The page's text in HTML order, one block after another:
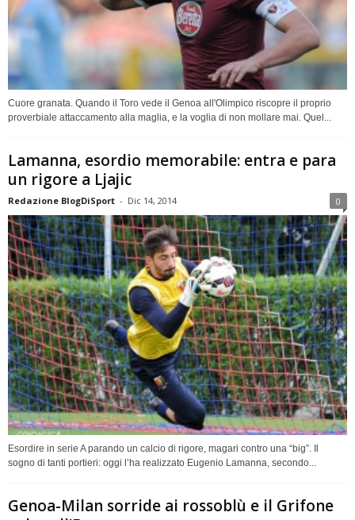
Cuore granata. Quando il Toro vede il Genoa all'Olimpico riscopre il proprio
proverbiale attaccamento alla maglia, e la voglia di non mollare mai. Quel...
Lamanna, esordio memorabile: entra e para
un rigore a Ljajic
Redazione BlogDiSport - Dic 14, 2014 0
Esordire in serie A parando un calcio di rigore, magari contro una “big”. Il
sogno di tanti portieri: oggi l’ha realizzato Eugenio Lamanna, secondo...
Genoa-Milan sorride ai rossoblù e il Grifone